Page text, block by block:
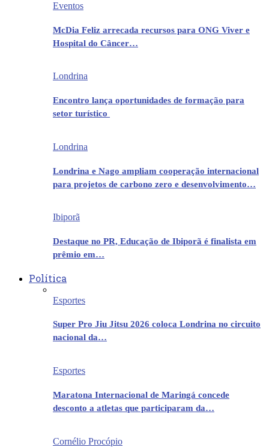
Eventos
McDia Feliz arrecada recursos para ONG Viver e
Hospital do Câncer…
Londrina
Encontro lança oportunidades de formação para
setor turístico
Londrina
Londrina e Nago ampliam cooperação internacional
para projetos de carbono zero e desenvolvimento…
Ibiporã
Destaque no PR, Educação de Ibiporã é finalista em
prêmio em…
Política
Esportes
Super Pro Jiu Jitsu 2026 coloca Londrina no circuito
nacional da…
Esportes
Maratona Internacional de Maringá concede
desconto a atletas que participaram da…
Cornélio Procópio